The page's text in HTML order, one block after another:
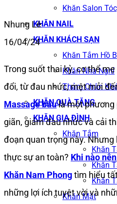
Khăn Salon
KHĂN NAIL
KHĂN KHÁCH SẠN
Khăn Tắm Hồ
Khăn Nhà Nghỉ
Thảm Chân
KHĂN QUÀ TẶNG
KHĂN GIA ĐÌNH
Khăn Tắm
Khăn
Khăn
Khăn
Khăn Mặt
Nhung Lê
16/04/24
Trong suốt thai kỳ, cơ thể
đổi, từ đau nhức, mệt mỏi
Massage bầulà một phương
giãn, giảm đau nhức và cải
đoạn quan trọng này.
thực sự an toàn? Khi nào
Khăn Nam Phongtìm hiểu
những lợi ích tuyệt vời và